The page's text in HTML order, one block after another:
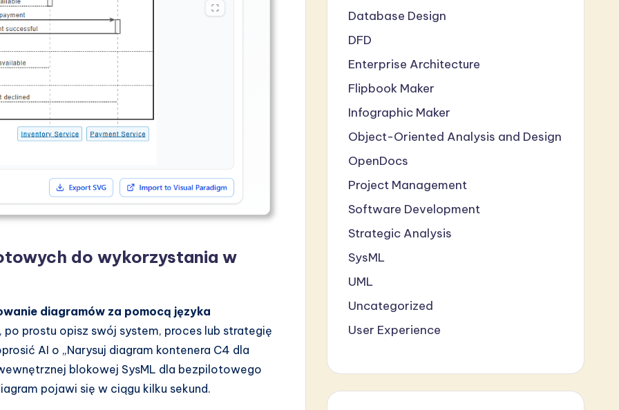
do wykorzystania w
diagramów za pomocą języka
prostu opisz swój system, proces lub strategię
AI o „Narysuj diagram kontenera C4 dla
blokowej SysML dla bezpilotowego
pojawi się w ciągu kilku sekund.
Database Design
DFD
Enterprise Architecture
Flipbook Maker
Infographic Maker
Object-Oriented Analysis and Design
OpenDocs
Project Management
Software Development
Strategic Analysis
SysML
UML
Uncategorized
User Experience